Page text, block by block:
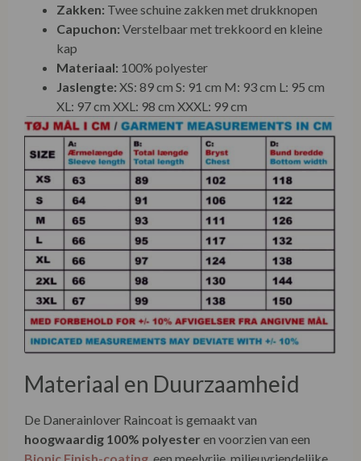
Zakken: Twee schuine zakken met drukknopen
Capuchon: Verstelbaar met trekkoord en kleine
kap
Materiaal: 100% polyester
Jaslengte: XS: 89 cm S: 91 cm M: 93 cm L: 95 cm
XL: 97 cm XXL: 98 cm XXXL: 99 cm
Materiaal en Duurzaamheid
De Danerainlover Raincoat is gemaakt van
hoogwaardig 100% polyester en voorzien van een